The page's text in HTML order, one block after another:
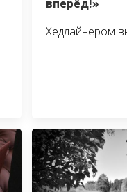
вперёд!»
Хедлайнером